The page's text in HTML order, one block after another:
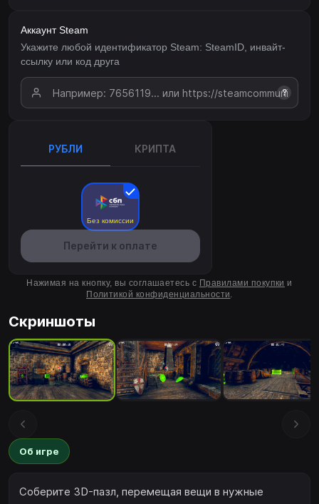
Аккаунт Steam
Укажите любой идентификатор Steam: SteamID, инвайт-
ссылку или код друга
?
РУБЛИ КРИПТА
Без комиссии
Перейти к оплате
Нажимая на кнопку, вы соглашаетесь с Правилами покупки и
Политикой конфиденциальности.
Скриншоты
Об игре
Соберите 3D-пазл, перемещая вещи в нужные